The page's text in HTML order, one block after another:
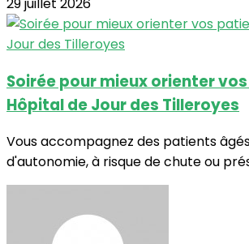
Soirée pour mieux orienter
Hôpital de Jour des Tilleroyes
Vous accompagnez des patients
d'autonomie, à risque de chute ou